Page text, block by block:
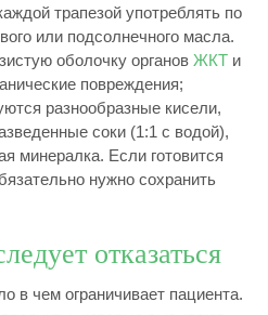
трапезой употреблять по
или подсолнечного масла.
оболочку органовЖКТ и
повреждения;
разнообразные кисели,
соки (1:1 с водой),
минералка. Если готовится
нужно сохранить
отказаться
в чем ограничивает пациента.